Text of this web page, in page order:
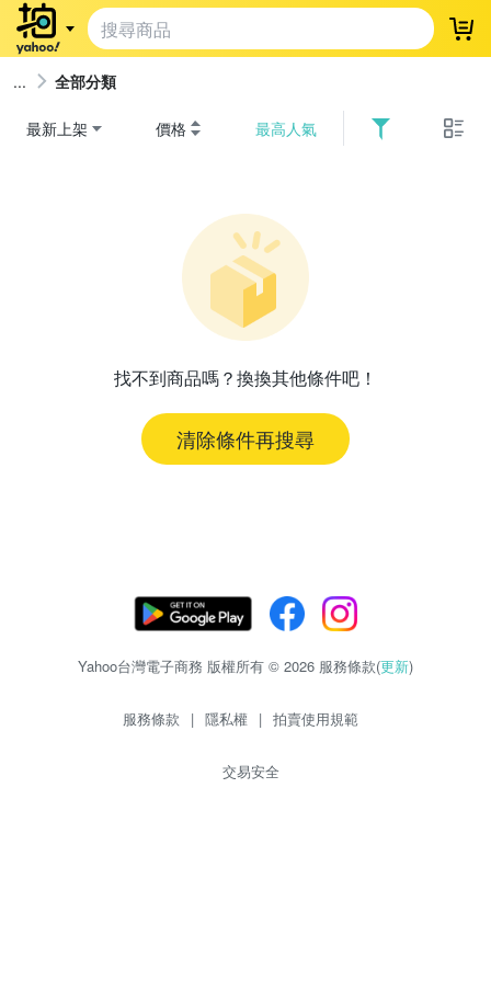
登
全部分類
最新上架 價格 最高人氣
找不到商品嗎？換換其他條件吧！
清除條件再搜尋
Yahoo台灣電子商務 版權所有 © 2026 服務條款(更新)
服務條款 | 隱私權 | 拍賣使用規範
交易安全